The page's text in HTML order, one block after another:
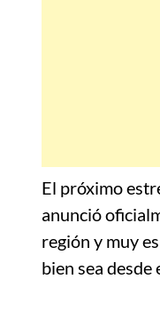
El próximo
anunció
región y muy
bien sea